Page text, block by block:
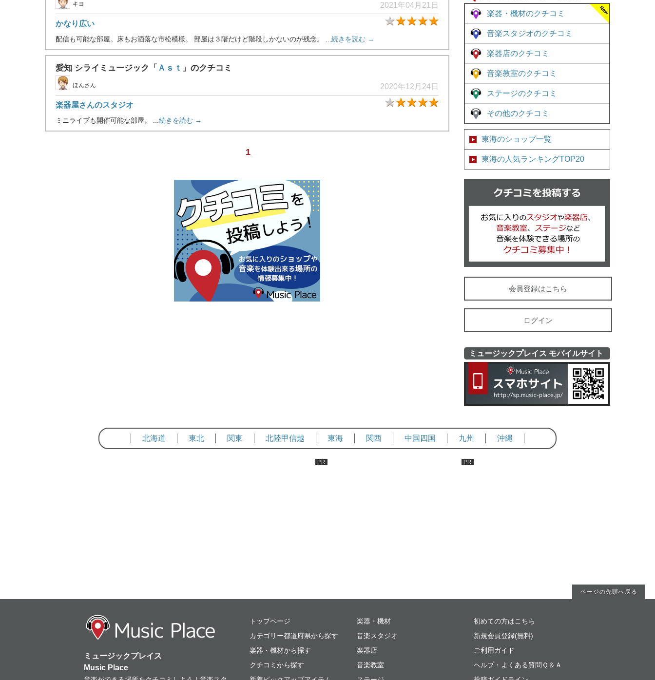
キヨ 2021年04月21日
かなり広い
配信も可能な部屋。床もお洒落な市松模様。 部屋は３階だけど階段しかないのが残念。 ... 続きを読む →
愛知 シライミュージック「 Ａｓｔ 」のクチコミ
ほんさん 2020年12月24日
楽器屋さんのスタジオ
ミニライブも開催可能な部屋。 ... 続きを読む →
1
楽器・機材のクチコミ
音楽スタジオのクチコミ
楽器店のクチコミ
音楽教室のクチコミ
ステージのクチコミ
その他のクチコミ
東海のショップ一覧
東海の人気ランキングTOP20
会員登録はこちら
ログイン
ミュージックプレイス モバイルサイト
北海道 東北 関東 北陸甲信越 東海 関西 中国四国 九州 沖縄
ページの先頭へ戻る
ミュージックプレイス
ミュージックプレイス
Music Place
トップページ
カテゴリー都道府県から探す
楽器・機材から探す
クチコミから探す
楽器・機材
音楽スタジオ
楽器店
音楽教室
初めての方はこちら
新規会員登録(無料)
ご利用ガイド
ヘルプ・よくある質問Ｑ＆Ａ